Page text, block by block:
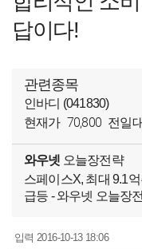
답이다!
관련종목
인바디 (041830)
현재가 70,800 전일
와우넷 오늘장전략
스페이스X, 최대 9.1
급등 - 와우넷 오늘장
입력2016-10-13 18:06